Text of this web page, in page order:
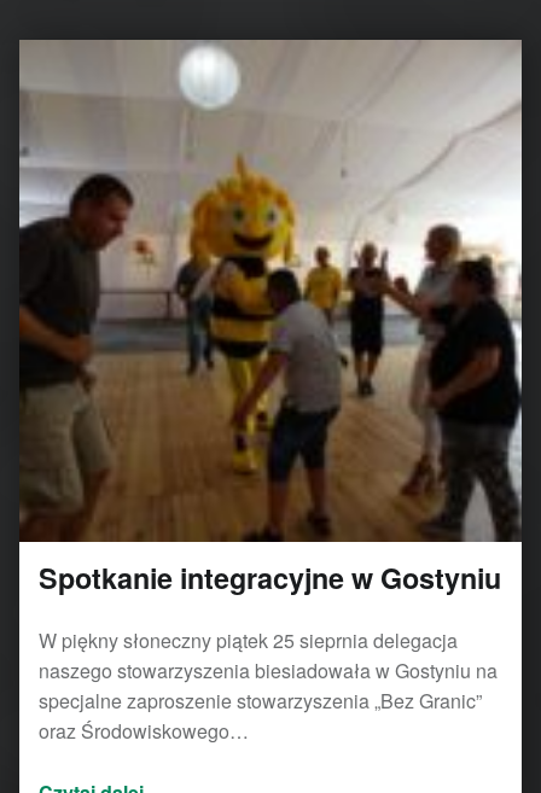
Spotkanie integracyjne w Gostyniu
W piękny słoneczny piątek 25 sieprnia delegacja
naszego stowarzyszenia biesiadowała w Gostyniu na
specjalne zaproszenie stowarzyszenia „Bez Granic”
oraz Środowiskowego…